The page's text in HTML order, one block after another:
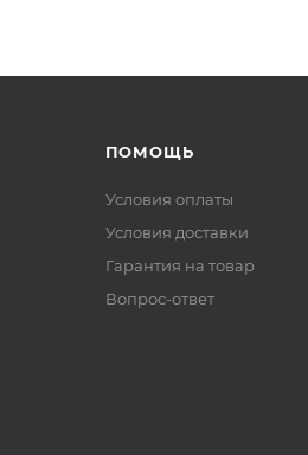
ПОМОЩЬ
Условия оплаты
Условия доставки
Гарантия на товар
Вопрос-ответ